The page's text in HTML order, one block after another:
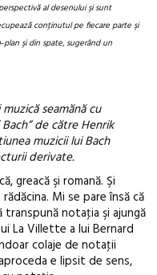
al desenului şi sunt
conţinutul pe fiecare parte şi
şi din spate, sugerând un
seamănă cu
de către Henrik
muzicii lui Bach
derivate.
greacă şi romană. Şi
Mi se pare însă că
notaţia şi ajungă
La Villette a lui Bernard
colaje de notaţii
e lipsit de sens,